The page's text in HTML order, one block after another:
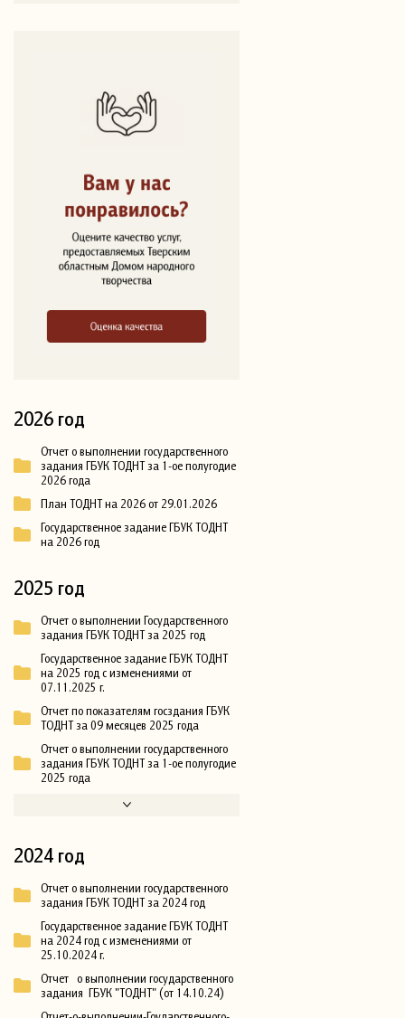
2026 год
Отчет о выполнении государственного
задания ГБУК ТОДНТ за 1-ое полугодие
2026 года
План ТОДНТ на 2026 от 29.01.2026
Государственное задание ГБУК ТОДНТ
на 2026 год
2025 год
Отчет о выполнении Государственного
задания ГБУК ТОДНТ за 2025 год
Государственное задание ГБУК ТОДНТ
на 2025 год с изменениями от
07.11.2025 г.
Отчет по показателям госздания ГБУК
ТОДНТ за 09 месяцев 2025 года
Отчет о выполнении государственного
задания ГБУК ТОДНТ за 1-ое полугодие
2025 года
2024 год
Отчет о выполнении государственного
задания ГБУК ТОДНТ за 2024 год
Государственное задание ГБУК ТОДНТ
на 2024 год с изменениями от
25.10.2024 г.
Отчет о выполнении государственного
задания ГБУК "ТОДНТ" (от 14.10.24)